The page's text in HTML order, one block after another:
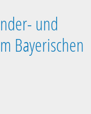
und
Bayerischen